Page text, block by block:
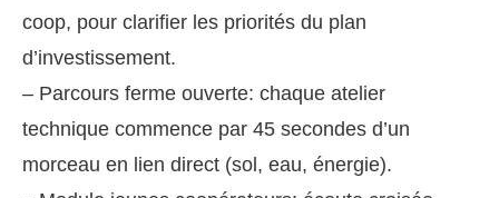
coop, pour clarifier les priorités du plan
d’investissement.
– Parcours ferme ouverte: chaque atelier
technique commence par 45 secondes d’un
morceau en lien direct (sol, eau, énergie).